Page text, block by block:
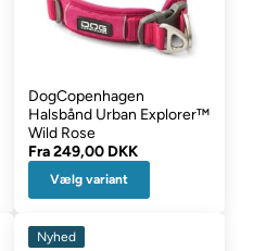
DogCopenhagen
Halsbånd Urban Explorer™
Wild Rose
Fra249,00 DKK
Vælg variant
Nyhed